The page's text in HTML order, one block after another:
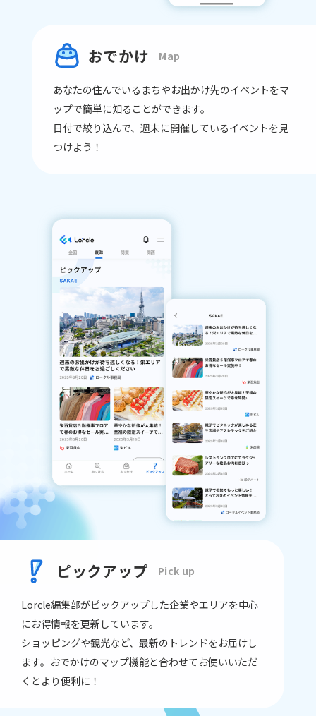
おでかけ Map
あなたの住んでいるまちやお出かけ先のイベントをマ
ップで簡単に知ることができます。
日付で絞り込んで、週末に開催しているイベントを見
つけよう！
ピックアップ Pick up
Lorcle編集部がピックアップした企業やエリアを中心
にお得情報を更新しています。
ショッピングや観光など、最新のトレンドをお届けし
ます。おでかけのマップ機能と合わせてお使いいただ
くとより便利に！